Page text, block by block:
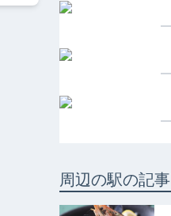
周辺の駅の記事